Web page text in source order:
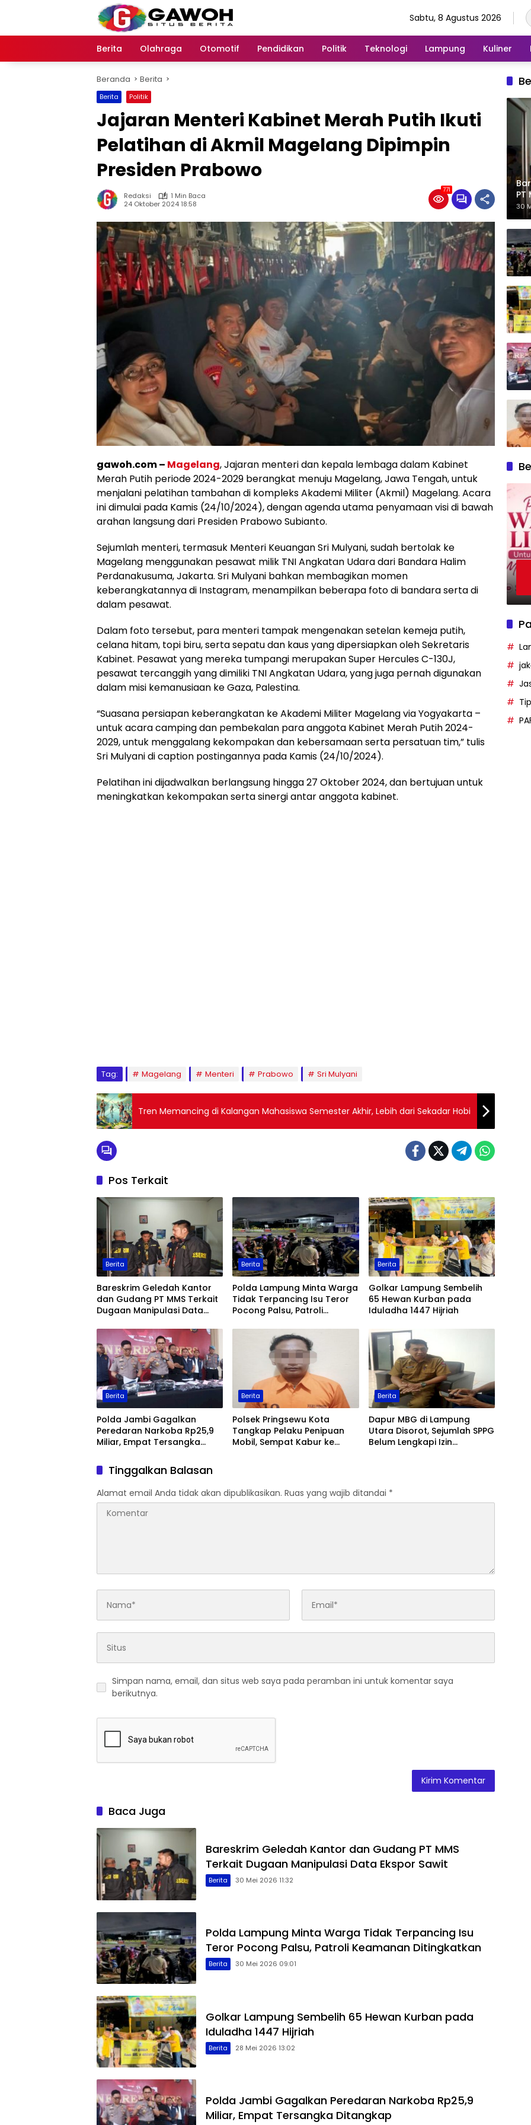
Sabtu, 8 Agustus 2026
Berita Olahraga Otomotif Pendidikan Politik Teknologi Lampung Kuliner
Beranda Berita
Berita Politik
Jajaran Menteri Kabinet Merah Putih Ikuti
Pelatihan di Akmil Magelang Dipimpin
Presiden Prabowo
Redaksi
1 Min Baca
24 Oktober 2024 18:58
771
gawoh.com – Magelang, Jajaran menteri dan kepala lembaga dalam Kabinet
Merah Putih periode 2024-2029 berangkat menuju Magelang, Jawa Tengah, untuk
menjalani pelatihan tambahan di kompleks Akademi Militer (Akmil) Magelang. Acara
ini dimulai pada Kamis (24/10/2024), dengan agenda utama penyamaan visi di bawah
arahan langsung dari Presiden Prabowo Subianto.
Sejumlah menteri, termasuk Menteri Keuangan Sri Mulyani, sudah bertolak ke
Magelang menggunakan pesawat milik TNI Angkatan Udara dari Bandara Halim
Perdanakusuma, Jakarta. Sri Mulyani bahkan membagikan momen
keberangkatannya di Instagram, menampilkan beberapa foto di bandara serta di
dalam pesawat.
Dalam foto tersebut, para menteri tampak mengenakan setelan kemeja putih,
celana hitam, topi biru, serta sepatu dan kaus yang dipersiapkan oleh Sekretaris
Kabinet. Pesawat yang mereka tumpangi merupakan Super Hercules C-130J,
pesawat tercanggih yang dimiliki TNI Angkatan Udara, yang juga pernah digunakan
dalam misi kemanusiaan ke Gaza, Palestina.
“Suasana persiapan keberangkatan ke Akademi Militer Magelang via Yogyakarta –
untuk acara camping dan pembekalan para anggota Kabinet Merah Putih 2024-
2029, untuk menggalang kekompakan dan kebersamaan serta persatuan tim,” tulis
Sri Mulyani di caption postingannya pada Kamis (24/10/2024).
Pelatihan ini dijadwalkan berlangsung hingga 27 Oktober 2024, dan bertujuan untuk
meningkatkan kekompakan serta sinergi antar anggota kabinet.
Tag: Magelang Menteri Prabowo Sri Mulyani
Tren Memancing di Kalangan Mahasiswa Semester Akhir, Lebih dari Sekadar Hobi
Pos Terkait
Berita
Bareskrim Geledah Kantor
dan Gudang PT MMS Terkait
Dugaan Manipulasi Data
Berita
Polda Lampung Minta Warga
Tidak Terpancing Isu Teror
Pocong Palsu, Patroli
Berita
Golkar Lampung Sembelih
65 Hewan Kurban pada
Iduladha 1447 Hijriah
Berita
Polda Jambi Gagalkan
Peredaran Narkoba Rp25,9
Miliar, Empat Tersangka
Berita
Polsek Pringsewu Kota
Tangkap Pelaku Penipuan
Mobil, Sempat Kabur ke
Berita
Dapur MBG di Lampung
Utara Disorot, Sejumlah SPPG
Belum Lengkapi Izin
Tinggalkan Balasan
Alamat email Anda tidak akan dipublikasikan. Ruas yang wajib ditandai *
Simpan nama, email, dan situs web saya pada peramban ini untuk komentar saya
berikutnya.
Baca Juga
Bareskrim Geledah Kantor dan Gudang PT MMS
Terkait Dugaan Manipulasi Data Ekspor Sawit
Berita 30 Mei 2026 11:32
Polda Lampung Minta Warga Tidak Terpancing Isu
Teror Pocong Palsu, Patroli Keamanan Ditingkatkan
Berita 30 Mei 2026 09:01
Golkar Lampung Sembelih 65 Hewan Kurban pada
Iduladha 1447 Hijriah
Berita 28 Mei 2026 13:02
Polda Jambi Gagalkan Peredaran Narkoba Rp25,9
Miliar, Empat Tersangka Ditangkap
PT
30